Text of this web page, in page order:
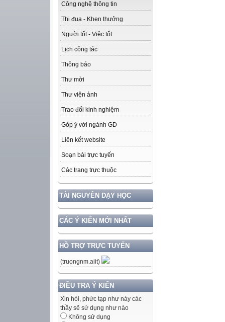
Công nghệ thông tin
Thi đua - Khen thưởng
Người tốt - Việc tốt
Lịch công tác
Thông báo
Thư mời
Thư viện ảnh
Trao đổi kinh nghiệm
Góp ý với ngành GD
Liên kết website
Soạn bài trực tuyến
Các trang trực thuộc
TÀI NGUYÊN DẠY HỌC
CÁC Ý KIẾN MỚI NHẤT
HỖ TRỢ TRỰC TUYẾN
(truongnm.aiit)
ĐIỀU TRA Ý KIẾN
Xin hỏi, phức tạp như này các
thầy sẽ sử dụng như nào
Không sử dụng